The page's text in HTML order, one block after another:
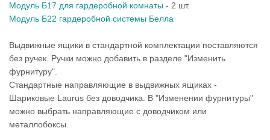
Модуль Б17 для гардеробной комнаты - 2 шт.
Модуль Б22 гардеробной системы Белла
Выдвижные ящики в стандартной комплектации поставляются
без ручек. Ручки можно добавить в разделе "Изменить
фурнитуру".
Стандартные направляющие в выдвижных ящиках -
Шариковые Laurus без доводчика. В "Изменении фурнитуры"
можно выбрать направляющие с доводчиком или
металлобоксы.